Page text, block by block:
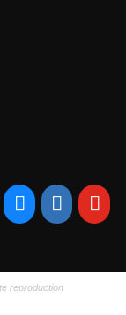
reproduction